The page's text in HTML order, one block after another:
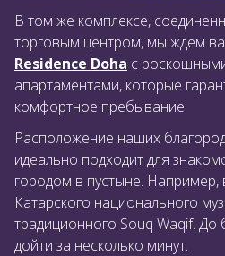
В том же комплексе,
торговым центром, мы ждем
Residence Doha с
апартаментами, которые
комфортное пребывание.
Расположение наших
идеально подходит для
городом в пустыне. Например,
Катарского национального
традиционного Souq Waqif.
дойти за несколько минут.